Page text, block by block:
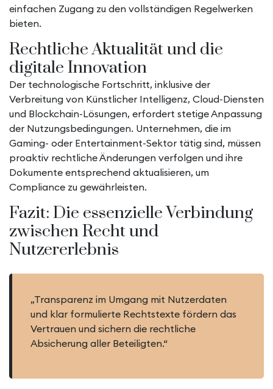
einfachen Zugang zu den vollständigen Regelwerken
bieten.
Rechtliche Aktualität und die
digitale Innovation
Der technologische Fortschritt, inklusive der
Verbreitung von Künstlicher Intelligenz, Cloud-Diensten
und Blockchain-Lösungen, erfordert stetige Anpassung
der Nutzungsbedingungen. Unternehmen, die im
Gaming- oder Entertainment-Sektor tätig sind, müssen
proaktiv rechtliche Änderungen verfolgen und ihre
Dokumente entsprechend aktualisieren, um
Compliance zu gewährleisten.
Fazit: Die essenzielle Verbindung
zwischen Recht und
Nutzererlebnis
„Transparenz im Umgang mit Nutzerdaten
und klar formulierte Rechtstexte fördern das
Vertrauen und sichern die rechtliche
Absicherung aller Beteiligten.“